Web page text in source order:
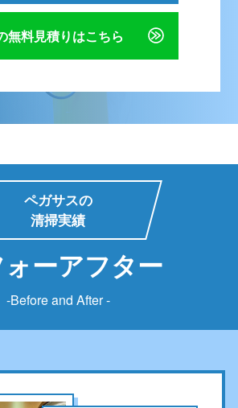
無料見積りはこちら
ペガサスの
清掃実績
ォーアフター
-Before and After -